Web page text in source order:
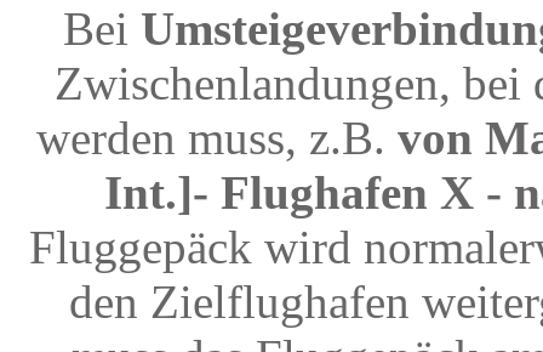
Bei
Zwischenlandungen, bei
werden muss, z.B. von
Int.]- Flughafen X -
Fluggepäck wird
den Zielflughafen